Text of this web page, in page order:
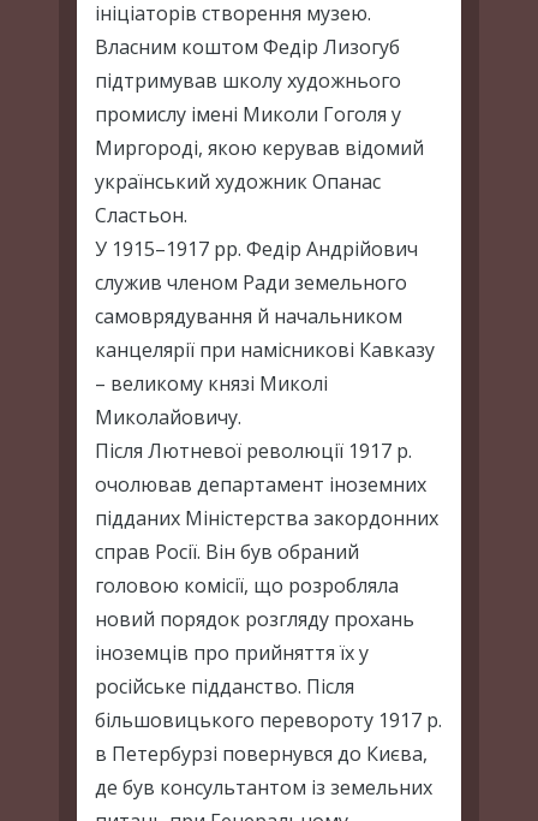
ініціаторів створення музею.
Власним коштом Федір Лизогуб
підтримував школу художнього
промислу імені Миколи Гоголя у
Миргороді, якою керував відомий
український художник Опанас
Сластьон.
У 1915–1917 рр. Федір Андрійович
служив членом Ради земельного
самоврядування й начальником
канцелярії при намісникові Кавказу
– великому князі Миколі
Миколайовичу.
Після Лютневої революції 1917 р.
очолював департамент іноземних
підданих Міністерства закордонних
справ Росії. Він був обраний
головою комісії, що розробляла
новий порядок розгляду прохань
іноземців про прийняття їх у
російське підданство. Після
більшовицького перевороту 1917 р.
в Петербурзі повернувся до Києва,
де був консультантом із земельних